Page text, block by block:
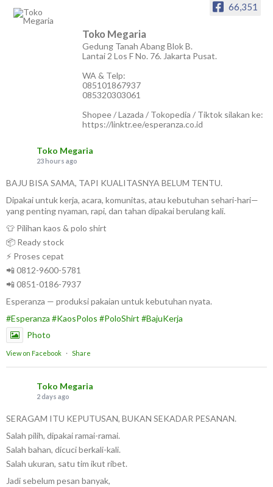
66,351
Toko Megaria
Gedung Tanah Abang Blok B.
Lantai 2 Los F No. 76. Jakarta Pusat.
WA & Telp:
085101867937
085320303061
Shopee / Lazada / Tokopedia / Tiktok silakan ke:
https://linktr.ee/esperanza.co.id
Toko Megaria
23 hours ago
BAJU BISA SAMA, TAPI KUALITASNYA BELUM TENTU.
Dipakai untuk kerja, acara, komunitas, atau kebutuhan sehari-hari—
yang penting nyaman, rapi, dan tahan dipakai berulang kali.
👕 Pilihan kaos & polo shirt
📦 Ready stock
⚡ Proses cepat
📲 0812-9600-5781
📲 0851-0186-7937
Esperanza — produksi pakaian untuk kebutuhan nyata.
#Esperanza #KaosPolos #PoloShirt #BajuKerja
Photo
View on Facebook · Share
Toko Megaria
2 days ago
SERAGAM ITU KEPUTUSAN, BUKAN SEKADAR PESANAN.
Salah pilih, dipakai ramai-ramai.
Salah bahan, dicuci berkali-kali.
Salah ukuran, satu tim ikut ribet.
Jadi sebelum pesan banyak,